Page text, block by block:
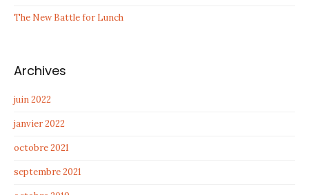
The New Battle for Lunch
Archives
juin 2022
janvier 2022
octobre 2021
septembre 2021